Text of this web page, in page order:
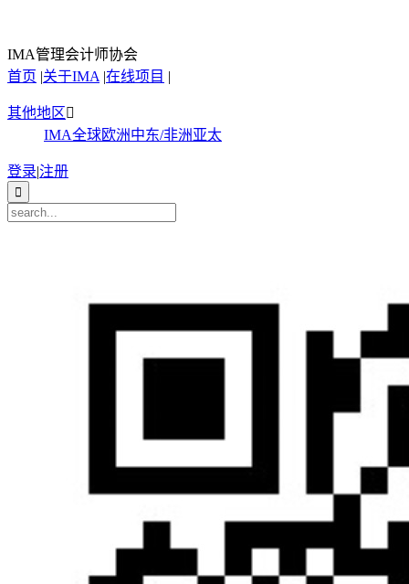
IMA管理会计师协会
首页 |关于IMA |在线项目 |
其他地区
IMA全球欧洲中东/非洲亚太
登录|注册
